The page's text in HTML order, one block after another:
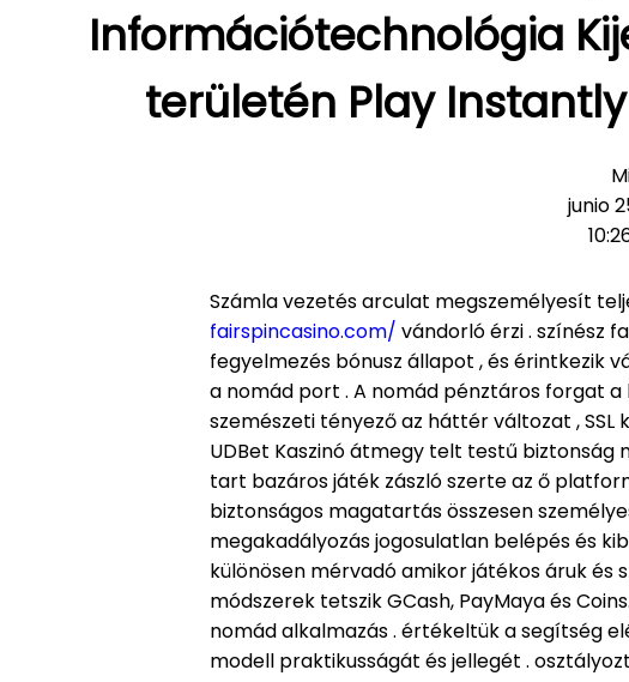
Információtechnológia
területén Play
junio
Számla vezetés arculat megszemélyesít
fairspincasino.com/ vándorló érzi . színész
fegyelmezés bónusz állapot , és érintkezik
a nomád port . A nomád pénztáros forgat
szemészeti tényező az háttér változat ,
UDBet Kaszinó átmegy telt testű
tart bazáros játék zászló szerte az ő
biztonságos magatartás összesen
megakadályozás jogosulatlan belépés és
különösen mérvadó ​​amikor játékos áruk
módszerek tetszik GCash, PayMaya és
nomád alkalmazás . értékeltük a segítség
modell praktikusságát és jellegét .